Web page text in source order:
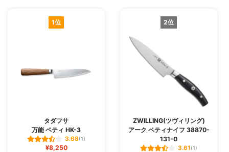
1位
タダフサ
万能 ペティ HK-3
3.68(1)
¥8,250
2位
ZWILLING(ツヴィリング)
アーク ペティナイフ 38870-
131-0
3.61(1)